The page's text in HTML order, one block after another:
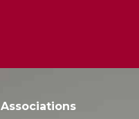
Associations